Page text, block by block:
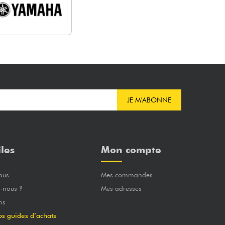
JE M'ABONNE
nous ?
guides d’achats
Mon compte
Mes commandes
Mes adresses